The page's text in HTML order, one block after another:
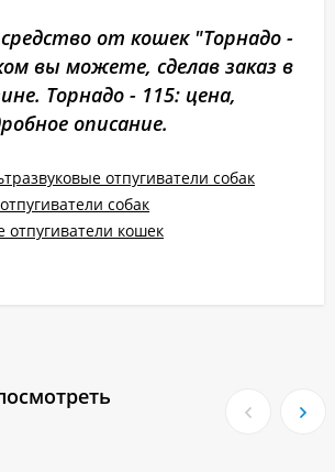
от кошек "Торнадо -
вы можете, сделав заказ в
Торнадо - 115: цена,
описание.
отпугиватели собак
собак
отпугиватели кошек